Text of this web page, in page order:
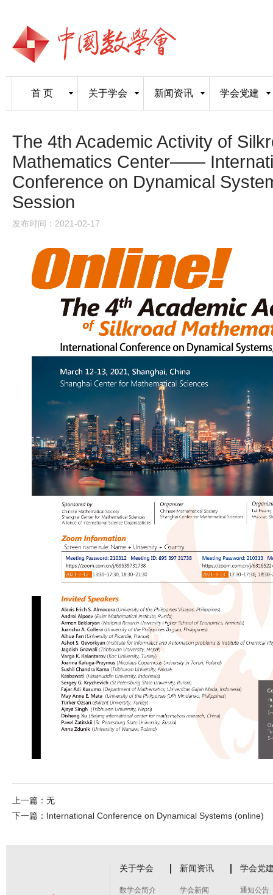
首 页 关于学会 新闻资讯 学会党建
The 4th Academic Activity of
Mathematics Center——
Conference on Dynamical
Session
发布时间：2021-02-17
上一篇： 无
下一篇： International Conference on Dynamical Systems (online)
关于学会
数学会简介
新闻资讯
学会新闻
学会党
通知公告